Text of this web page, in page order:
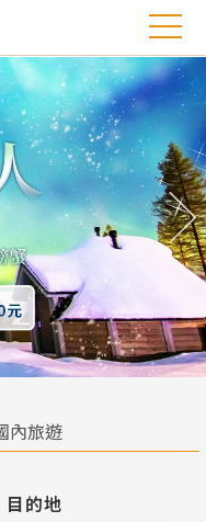
往
內旅遊
目的地